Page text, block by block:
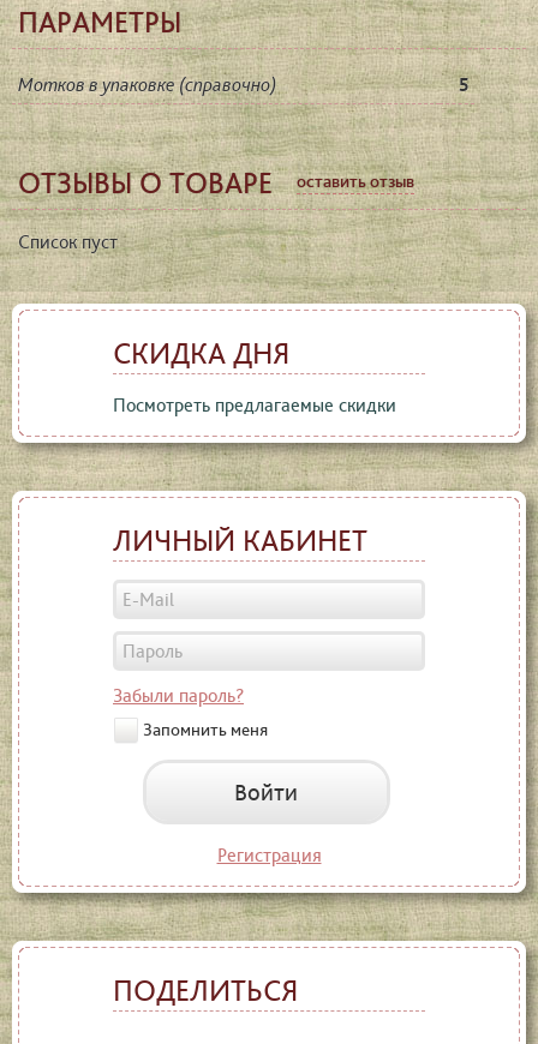
ПАРАМЕТРЫ
Мотков в упаковке (справочно) 5
ОТЗЫВЫ О ТОВАРЕ оставить отзыв
Список пуст
СКИДКА ДНЯ
Посмотреть предлагаемые скидки
ЛИЧНЫЙ КАБИНЕТ
Забыли пароль?
Запомнить меня
Войти
Регистрация
ПОДЕЛИТЬСЯ